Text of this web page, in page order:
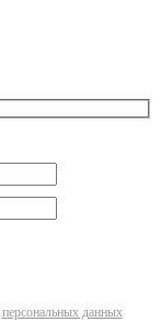
персональных данных